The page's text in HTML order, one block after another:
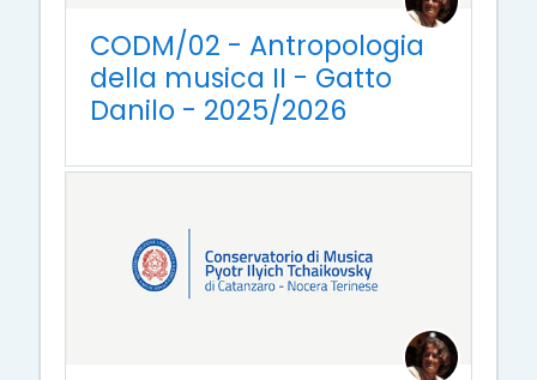
CODM/02 - Antropologia
della musica II - Gatto
Danilo - 2025/2026